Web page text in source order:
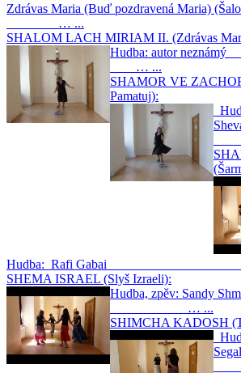
Zdrávas Maria (Buď pozdravená
… ...
SHALOM LACH MIRIAM II. (Zdrávas
Hudba:
… ...
SHAMOR VE
Pamatuj):
Hudba: Rafi Gabai
SHEMA ISRAEL (Slyš Izraeli):
Hudba, zpěv:
… ...
SHIMCHA KADOSH